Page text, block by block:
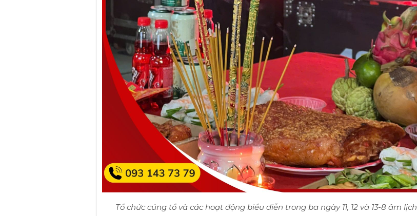
Tổ chức cúng tổ và các hoạt động biểu diễn trong ba ngày 11, 12 và 13-8 âm lịch